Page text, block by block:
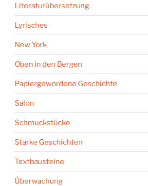
Literaturübersetzung
Lyrisches
New York
Oben in den Bergen
Papiergewordene Geschichte
Salon
Schmuckstücke
Starke Geschichten
Textbausteine
Überwachung